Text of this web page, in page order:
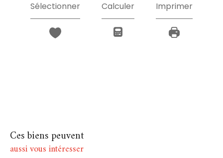
Sélectionner Calculer Imprimer
Ces biens peuvent
aussi vous intéresser